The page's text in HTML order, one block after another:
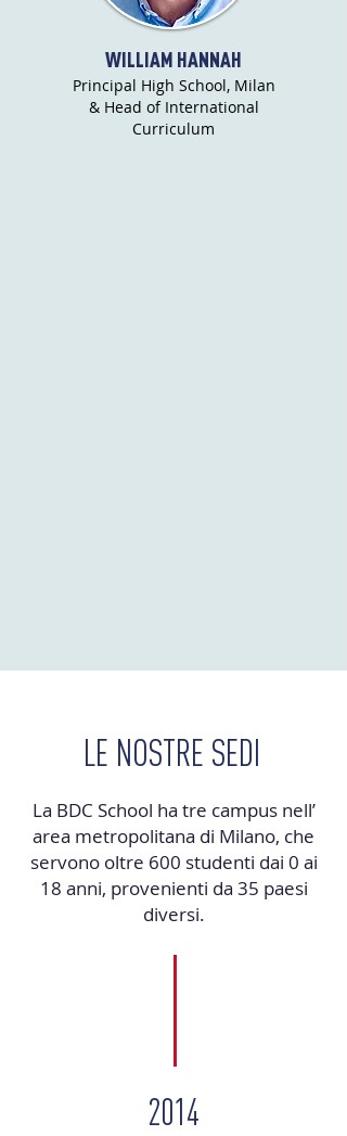
WILLIAM HANNAH
Principal High School, Milan
& Head of International
Curriculum
LE NOSTRE SEDI
La BDC School ha tre campus nell’
area metropolitana di Milano, che
servono oltre 600 studenti dai 0 ai
18 anni, provenienti da 35 paesi
diversi.
2014